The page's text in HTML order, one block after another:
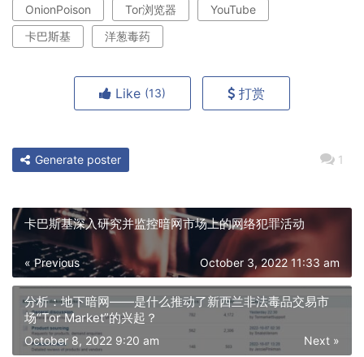
OnionPoison Tor浏览器
YouTube
卡巴斯基
洋葱毒药
Like (13) 打赏
1
Generate poster
卡巴斯基深入研究并监控暗网市场上的网络犯罪活动
« Previous October 3, 2022 11:33 am
分析：地下暗网——是什么推动了新西兰非法毒品交易市
场“Tor Market”的兴起？
Next »
October 8, 2022 9:20 am